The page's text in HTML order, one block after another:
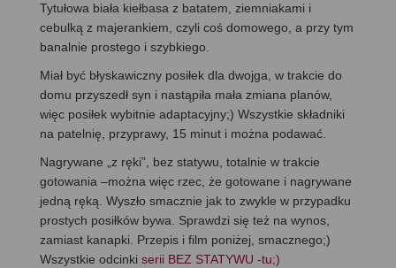
Tytułowa biała kiełbasa z batatem, ziemniakami i
cebulką z majerankiem, czyli coś domowego, a przy tym
banalnie prostego i szybkiego.
Miał być błyskawiczny posiłek dla dwojga, w trakcie do
domu przyszedł syn i nastąpiła mała zmiana planów,
więc posiłek wybitnie adaptacyjny;) Wszystkie składniki
na patelnię, przyprawy, 15 minut i można podawać.
Nagrywane „z ręki”, bez statywu, totalnie w trakcie
gotowania –można więc rzec, że gotowane i nagrywane
jedną ręką. Wyszło smacznie jak to zwykle w przypadku
prostych posiłków bywa. Sprawdzi się też na wynos,
zamiast kanapki. Przepis i film poniżej, smacznego;)
Wszystkie odcinki serii BEZ STATYWU -tu;)